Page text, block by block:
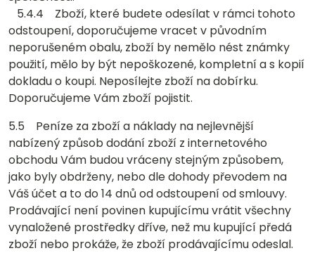
5.4.4 Zboží, které budete odesílat v rámci tohoto
odstoupení, doporučujeme vracet v původním
neporušeném obalu, zboží by nemělo nést známky
použití, mělo by být nepoškozené, kompletní a s kopií
dokladu o koupi. Neposílejte zboží na dobírku.
Doporučujeme Vám zboží pojistit.
5.5 Peníze za zboží a náklady na nejlevnější
nabízený způsob dodání zboží z internetového
obchodu Vám budou vráceny stejným způsobem,
jako byly obdrženy, nebo dle dohody převodem na
Váš účet a to do 14 dnů od odstoupení od smlouvy.
Prodávající není povinen kupujícímu vrátit všechny
vynaložené prostředky dříve, než mu kupující předá
zboží nebo prokáže, že zboží prodávajícímu odeslal.